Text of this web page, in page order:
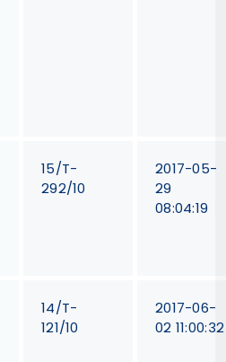
15/T-
292/10
2017-05-
29
08:04:19
14/T-
121/10
2017-06-
02 11:00:32